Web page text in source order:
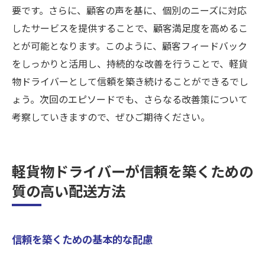
要です。さらに、顧客の声を基に、個別のニーズに対応
したサービスを提供することで、顧客満足度を高めるこ
とが可能となります。このように、顧客フィードバック
をしっかりと活用し、持続的な改善を行うことで、軽貨
物ドライバーとして信頼を築き続けることができるでし
ょう。次回のエピソードでも、さらなる改善策について
考察していきますので、ぜひご期待ください。
軽貨物ドライバーが信頼を築くための
質の高い配送方法
信頼を築くための基本的な配慮